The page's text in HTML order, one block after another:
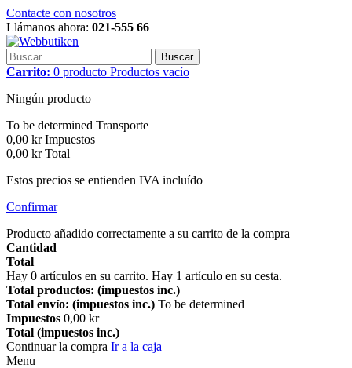
Contacte con nosotros
Llámanos ahora: 021-555 66
Buscar
Carrito: 0 producto Productos vacío
Ningún producto
To be determined Transporte
0,00 kr Impuestos
0,00 kr Total
Estos precios se entienden IVA incluído
Confirmar
Producto añadido correctamente a su carrito de la compra
Cantidad
Total
Hay 0 artículos en su carrito. Hay 1 artículo en su cesta.
Total productos: (impuestos inc.)
Total envío: (impuestos inc.) To be determined
Impuestos 0,00 kr
Total (impuestos inc.)
Continuar la compra Ir a la caja
Menu